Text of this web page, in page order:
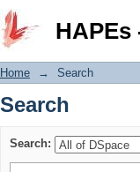
Search
Home → Search
Search
Search: